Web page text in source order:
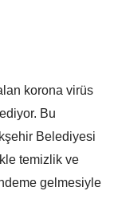
korona virüs
Bu
Belediyesi
temizlik ve
gelmesiyle